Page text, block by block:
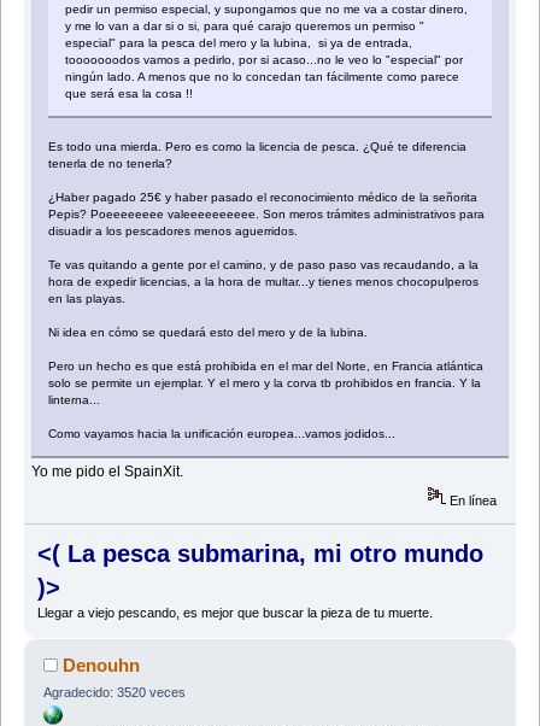
pedir un permiso especial, y supongamos que no me va a costar dinero,
y me lo van a dar si o si, para qué carajo queremos un permiso "
especial" para la pesca del mero y la lubina, si ya de entrada,
tooooooodos vamos a pedirlo, por si acaso...no le veo lo "especial" por
ningún lado. A menos que no lo concedan tan fácilmente como parece
que será esa la cosa !!
Es todo una mierda. Pero es como la licencia de pesca. ¿Qué te diferencia
tenerla de no tenerla?
¿Haber pagado 25€ y haber pasado el reconocimiento médico de la señorita
Pepis? Poeeeeeeee valeeeeeeeeee. Son meros trámites administrativos para
disuadir a los pescadores menos aguerridos.
Te vas quitando a gente por el camino, y de paso paso vas recaudando, a la
hora de expedir licencias, a la hora de multar...y tienes menos chocopulperos
en las playas.
Ni idea en cómo se quedará esto del mero y de la lubina.
Pero un hecho es que está prohibida en el mar del Norte, en Francia atlántica
solo se permite un ejemplar. Y el mero y la corva tb prohibidos en francia. Y la
linterna...
Como vayamos hacia la unificación europea...vamos jodidos...
Yo me pido el SpainXit.
En línea
<( La pesca submarina, mi otro mundo
)>
Llegar a viejo pescando, es mejor que buscar la pieza de tu muerte.
Denouhn
Agradecido: 3520 veces